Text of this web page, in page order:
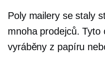
Poly mailery se staly
mnoha prodejců. Tyto
vyráběny z papíru